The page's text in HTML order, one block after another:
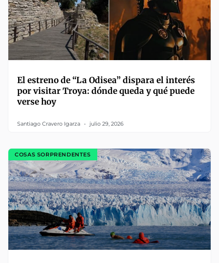
El estreno de “La Odisea” dispara el interés
por visitar Troya: dónde queda y qué puede
verse hoy
Santiago Cravero Igarza julio 29, 2026
COSAS SORPRENDENTES